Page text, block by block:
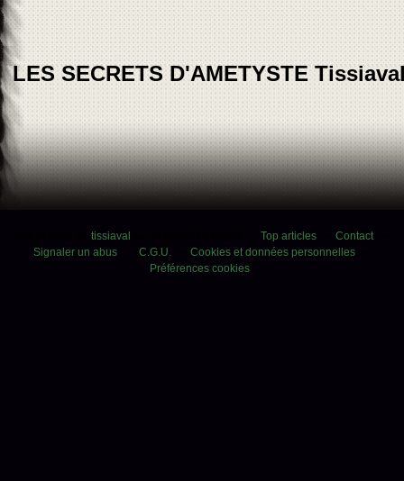
LES SECRETS D'AMETYSTE
tissiaval Top articles
Contact
Signaler un abus
C.G.U.
Cookies et données personnelles
Préférences cookies